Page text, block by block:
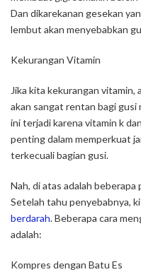
Dan dikarekanan gesekan
lembut akan menyebabkan
Kekurangan Vitamin
Jika kita kekurangan vitamin,
akan sangat rentan bagi gusi
ini terjadi karena vitamin k
penting dalam memperkuat
terkecuali bagian gusi.
Nah, di atas adalah
Setelah tahu penyebabnya,
berdarah. Beberapa cara
adalah:
Kompres dengan Batu Es